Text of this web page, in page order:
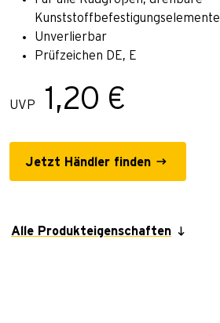
Kunststoffbefestigungselemente
Unverlierbar
Prüfzeichen DE, E
UVP 1,20 €
Jetzt Händler finden
Alle Produkteigenschaften